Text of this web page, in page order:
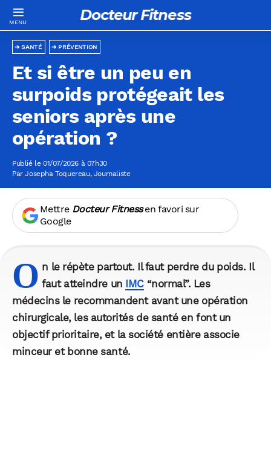
Docteur Fitness
PRÉVENTION
SANTÉ
Et si être un peu en
surpoids protégeait les
seniors après une
opération ?
Publié le 01/07/2026 à 07h30
ParJosepha Toquereau, Journaliste
Mettre Docteur Fitnessen favori sur
Google
O n le répète partout. Il faut perdre du poids. Il
faut atteindre un IMC“normal”. Les
médecins le recommandent avant une opération
chirurgicale, les autorités de santé en font un
objectif prioritaire, et la société entière associe
minceur et bonne santé.